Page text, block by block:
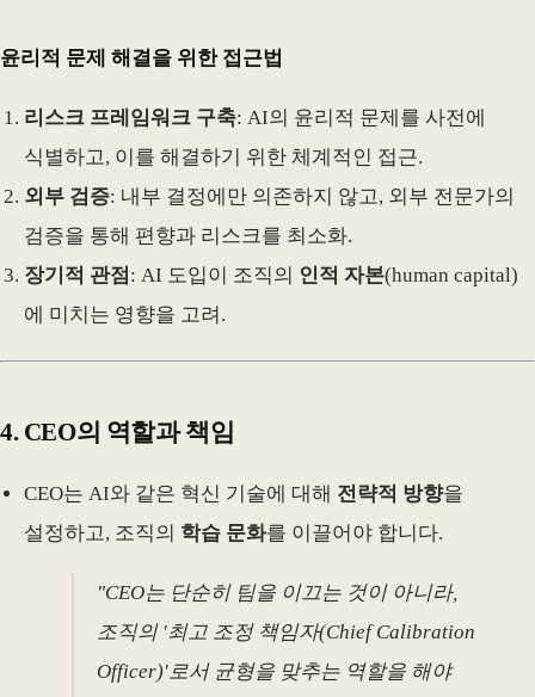
윤리적 문제 해결을 위한 접근법
리스크 프레임워크 구축: AI의 윤리적 문제를 사전에
식별하고, 이를 해결하기 위한 체계적인 접근.
외부 검증: 내부 결정에만 의존하지 않고, 외부 전문가의
검증을 통해 편향과 리스크를 최소화.
장기적 관점 : AI 도입이 조직의 인적 자본(human capital)
에 미치는 영향을 고려.
4. CEO의 역할과 책임
CEO는 AI와 같은 혁신 기술에 대해 전략적 방향을
설정하고, 조직의 학습 문화를 이끌어야 합니다.
"CEO는 단순히 팀을 이끄는 것이 아니라,
조직의 '최고 조정 책임자(Chief Calibration
Officer)'로서 균형을 맞추는 역할을 해야